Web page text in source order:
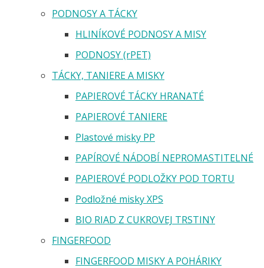
PODNOSY A TÁCKY
HLINÍKOVÉ PODNOSY A MISY
PODNOSY (rPET)
TÁCKY, TANIERE A MISKY
PAPIEROVÉ TÁCKY HRANATÉ
PAPIEROVÉ TANIERE
Plastové misky PP
PAPÍROVÉ NÁDOBÍ NEPROMASTITELNÉ
PAPIEROVÉ PODLOŽKY POD TORTU
Podložné misky XPS
BIO RIAD Z CUKROVEJ TRSTINY
FINGERFOOD
FINGERFOOD MISKY A POHÁRIKY